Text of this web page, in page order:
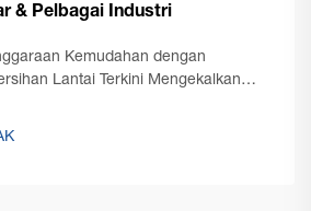
& Pelbagai Industri
Kemudahan dengan
Lantai Terkini Mengekalkan
unik yang memerlukan